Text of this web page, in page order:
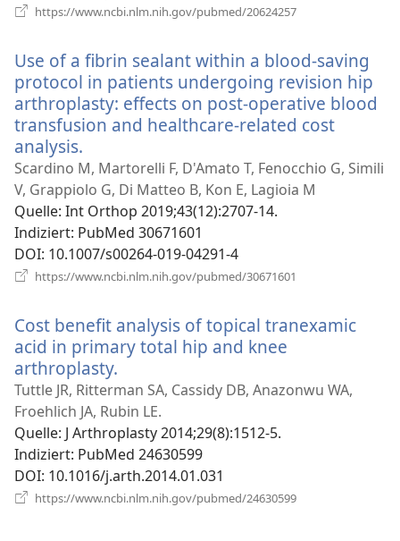
https://www.ncbi.nlm.nih.gov/pubmed/20624257
Use of a fibrin sealant within a blood-saving
protocol in patients undergoing revision hip
arthroplasty: effects on post-operative blood
transfusion and healthcare-related cost
analysis.
neues
Fenster)
Scardino M, Martorelli F, D'Amato T, Fenocchio G, Simili
V, Grappiolo G, Di Matteo B, Kon E, Lagioia M
Quelle‎: Int Orthop 2019;43(12):2707-14.
Indiziert‎: PubMed 30671601
DOI‎: 10.1007/s00264-019-04291-4
https://www.ncbi.nlm.nih.gov/pubmed/30671601
Cost benefit analysis of topical tranexamic
acid in primary total hip and knee
arthroplasty.
neues
Fenster)
Tuttle JR, Ritterman SA, Cassidy DB, Anazonwu WA,
Froehlich JA, Rubin LE.
Quelle‎: J Arthroplasty 2014;29(8):1512-5.
Indiziert‎: PubMed 24630599
DOI‎: 10.1016/j.arth.2014.01.031
https://www.ncbi.nlm.nih.gov/pubmed/24630599